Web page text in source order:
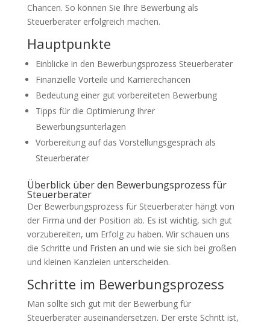
Chancen. So können Sie Ihre Bewerbung als
Steuerberater erfolgreich machen.
Hauptpunkte
Einblicke in den Bewerbungsprozess Steuerberater
Finanzielle Vorteile und Karrierechancen
Bedeutung einer gut vorbereiteten Bewerbung
Tipps für die Optimierung Ihrer
Bewerbungsunterlagen
Vorbereitung auf das Vorstellungsgespräch als
Steuerberater
Überblick über den Bewerbungsprozess für
Steuerberater
Der Bewerbungsprozess für Steuerberater hängt von
der Firma und der Position ab. Es ist wichtig, sich gut
vorzubereiten, um Erfolg zu haben. Wir schauen uns
die Schritte und Fristen an und wie sie sich bei großen
und kleinen Kanzleien unterscheiden.
Schritte im Bewerbungsprozess
Man sollte sich gut mit der Bewerbung für
Steuerberater auseinandersetzen. Der erste Schritt ist,